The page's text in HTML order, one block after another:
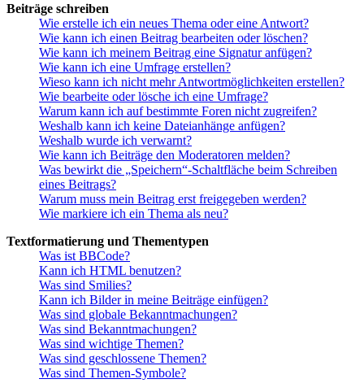
Beiträge schreiben
Wie erstelle ich ein neues Thema oder eine Antwort?
Wie kann ich einen Beitrag bearbeiten oder löschen?
Wie kann ich meinem Beitrag eine Signatur anfügen?
Wie kann ich eine Umfrage erstellen?
Wieso kann ich nicht mehr Antwortmöglichkeiten erstellen?
Wie bearbeite oder lösche ich eine Umfrage?
Warum kann ich auf bestimmte Foren nicht zugreifen?
Weshalb kann ich keine Dateianhänge anfügen?
Weshalb wurde ich verwarnt?
Wie kann ich Beiträge den Moderatoren melden?
Was bewirkt die „Speichern“-Schaltfläche beim Schreiben
eines Beitrags?
Warum muss mein Beitrag erst freigegeben werden?
Wie markiere ich ein Thema als neu?
Textformatierung und Thementypen
Was ist BBCode?
Kann ich HTML benutzen?
Was sind Smilies?
Kann ich Bilder in meine Beiträge einfügen?
Was sind globale Bekanntmachungen?
Was sind Bekanntmachungen?
Was sind wichtige Themen?
Was sind geschlossene Themen?
Was sind Themen-Symbole?